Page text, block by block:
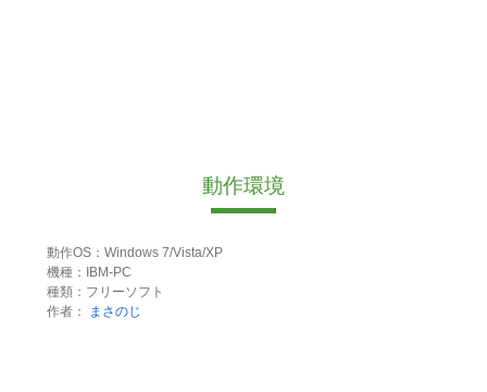
動作環境
動作OS：Windows 7/Vista/XP
機種：IBM-PC
種類：フリーソフト
作者：
まさのじ